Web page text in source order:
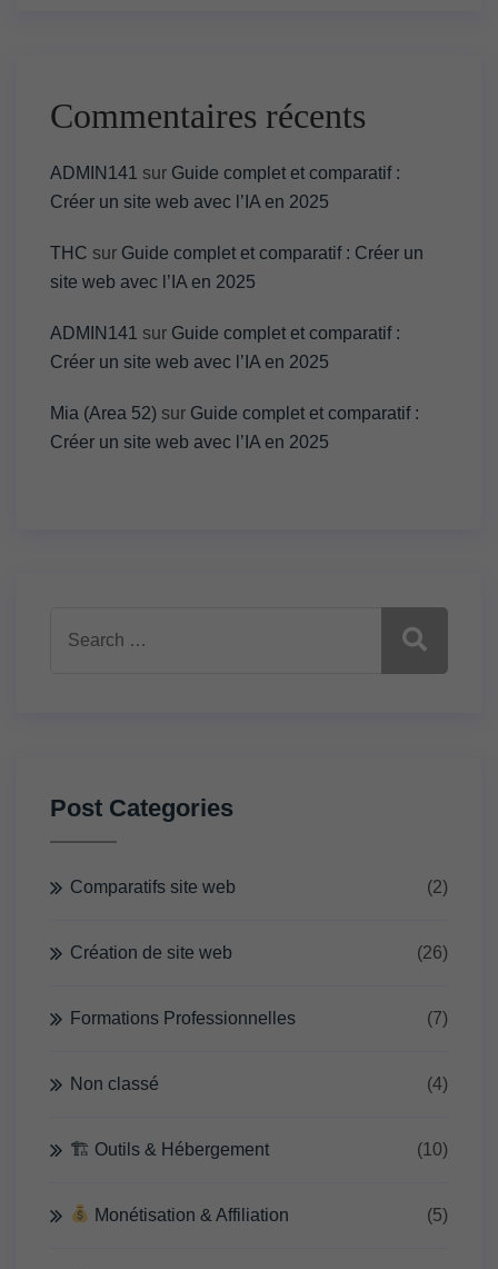
Commentaires récents
ADMIN141 sur Guide complet et comparatif :
Créer un site web avec l’IA en 2025
THC sur Guide complet et comparatif : Créer un
site web avec l’IA en 2025
ADMIN141 sur Guide complet et comparatif :
Créer un site web avec l’IA en 2025
Mia (Area 52) sur Guide complet et comparatif :
Créer un site web avec l’IA en 2025
Post Categories
Comparatifs site web (2)
Création de site web (26)
Formations Professionnelles (7)
Non classé (4)
🏗 Outils & Hébergement (10)
Monétisation & Affiliation (5)